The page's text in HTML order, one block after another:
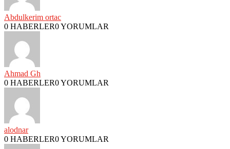
Abdulkerim ortac
0 HABERLER0 YORUMLAR
Ahmad Gh
0 HABERLER0 YORUMLAR
alodnar
0 HABERLER0 YORUMLAR